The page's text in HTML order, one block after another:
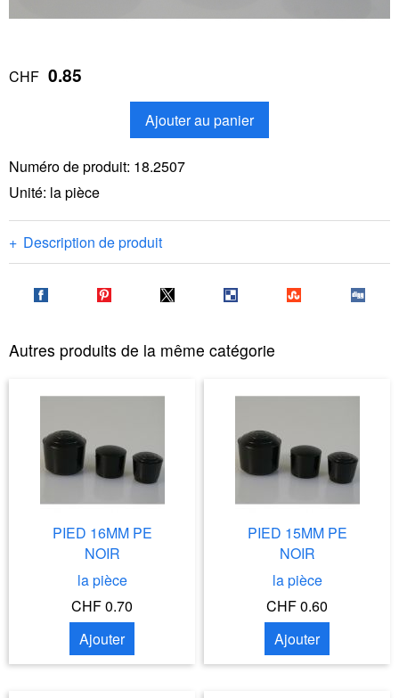
CHF 0.85
Ajouter au panier
Numéro de produit: 18.2507
Unité: la pièce
Description de produit
Autres produits de la même catégorie
PIED 16MM PE
NOIR
la pièce
CHF 0.70
Ajouter
PIED 15MM PE
NOIR
la pièce
CHF 0.60
Ajouter